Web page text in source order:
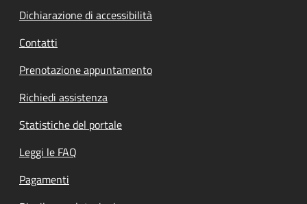
Dichiarazione di accessibilità
Contatti
Prenotazione appuntamento
Richiedi assistenza
Statistiche del portale
Leggi le FAQ
Pagamenti